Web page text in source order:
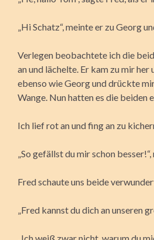
„Hi Schatz“, meinte er zu Georg
Verlegen beobachtete ich die
an und lächelte. Er kam zu mir
ebenso wie Georg und drückte
Wange. Nun hatten es die beiden
Ich lief rot an und fing an zu
„So gefällst du mir schon
Fred schaute uns beide
„Fred kannst du dich an unseren
„Ich weiß zwar nicht, warum du